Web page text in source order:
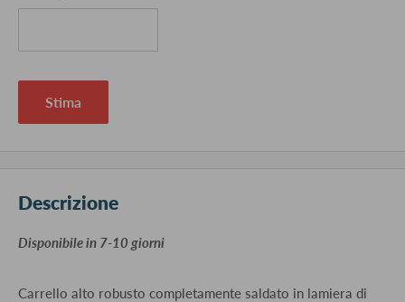
Stima
Descrizione
​Disponibile in 7-10 giorni
Carrello alto robusto completamente saldato in lamiera di